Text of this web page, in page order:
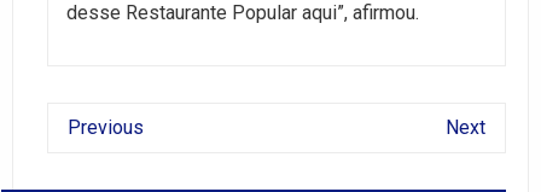
desse Restaurante Popular aqui”, afirmou.
Previous Next